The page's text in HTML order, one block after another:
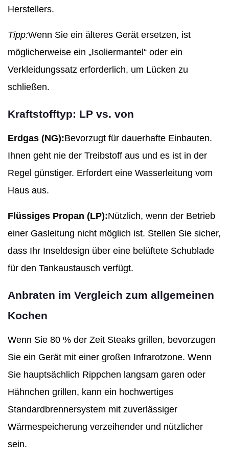
Herstellers.
Tipp:Wenn Sie ein älteres Gerät ersetzen, ist
möglicherweise ein „Isoliermantel“ oder ein
Verkleidungssatz erforderlich, um Lücken zu
schließen.
Kraftstofftyp: LP vs. von
Erdgas (NG):Bevorzugt für dauerhafte Einbauten.
Ihnen geht nie der Treibstoff aus und es ist in der
Regel günstiger. Erfordert eine Wasserleitung vom
Haus aus.
Flüssiges Propan (LP):Nützlich, wenn der Betrieb
einer Gasleitung nicht möglich ist. Stellen Sie sicher,
dass Ihr Inseldesign über eine belüftete Schublade
für den Tankaustausch verfügt.
Anbraten im Vergleich zum allgemeinen
Kochen
Wenn Sie 80 % der Zeit Steaks grillen, bevorzugen
Sie ein Gerät mit einer großen Infrarotzone. Wenn
Sie hauptsächlich Rippchen langsam garen oder
Hähnchen grillen, kann ein hochwertiges
Standardbrennersystem mit zuverlässiger
Wärmespeicherung verzeihender und nützlicher
sein.